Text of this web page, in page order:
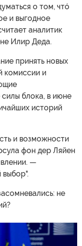
о том, чтó
и выгодное
аналитик
Илир Деда.
принять новых
комиссии и
блока, в июне
историй
и возможности
фон дер Ляйен
—
не